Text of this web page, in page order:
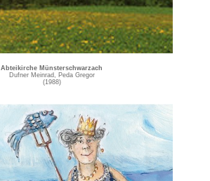
Abteikirche Münsterschwarzach
Dufner Meinrad, Peda Gregor
(1988)